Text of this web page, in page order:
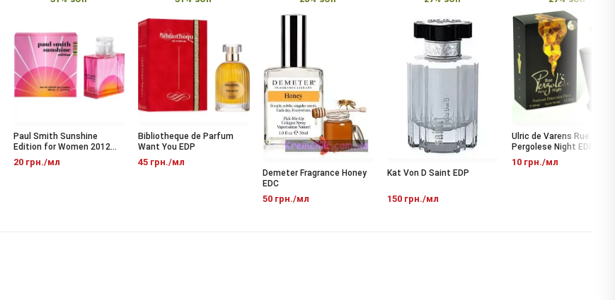
Paul Smith Sunshine
Edition for Women 2012
EDT
20 грн./мл
Bibliotheque de Parfum
Want You EDP
45 грн./мл
Demeter Fragrance Honey
EDC
50 грн./мл
Kat Von D Saint EDP
150 грн./мл
Ulric de Varens Rue
Pergolese Night EDP
10 грн./мл